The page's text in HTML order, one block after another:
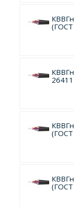
(ГОСТ
(ГОСТ
(ГОСТ